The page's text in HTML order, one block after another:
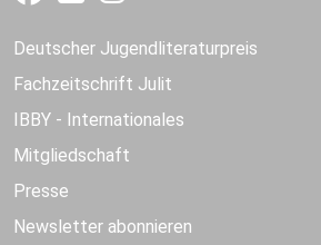
Deutscher Jugendliteraturpreis
Fachzeitschrift Julit
IBBY - Internationales
Mitgliedschaft
Presse
Newsletter abonnieren